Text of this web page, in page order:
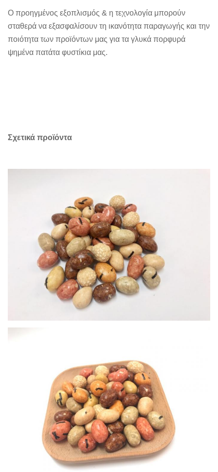
Ακαθάριστο
βάρος:
MOQ
T/T, L/C
Διαθέσιμος
Έγγραφα:
1.Πιστοποιητικό προέλευσης. 2.
Φυτοϋγειονομικό πιστοποιητικό 4
πιστοποιητικών 3.Health.
Πιστοποιητικό 5 ανάλυσης
Microbilogical. Περιγραφή των
συστατικών 6. ΕΜΠΟΡΙΚΟ
υπαλλήλων
περίπου 400
Ο προηγμένος εξοπλισμός & η τεχνολογία μπορούν
σταθερά να εξασφαλίσουν τη ικανότητα παραγωγής και την
ποιότητα των προϊόντων μας για τα γλυκά πορφυρά
ψημένα πατάτα φυστίκια μας.
Σχετικά προϊόντα